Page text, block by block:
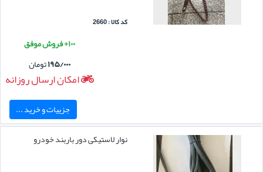
کد کالا : 2660
۱۰۰+ فروش موفق
۱۹۵/۰۰۰تومان
امکان ارسال روزانه
جزییات و خرید ...
نوار لاستیکی دور باربند خودرو